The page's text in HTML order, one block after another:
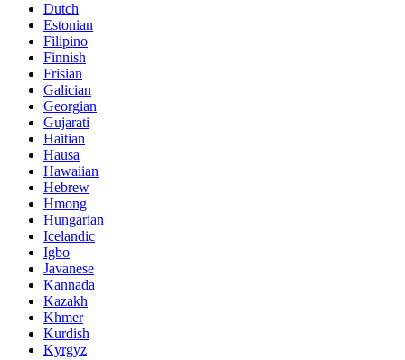
Dutch
Estonian
Filipino
Finnish
Frisian
Galician
Georgian
Gujarati
Haitian
Hausa
Hawaiian
Hebrew
Hmong
Hungarian
Icelandic
Igbo
Javanese
Kannada
Kazakh
Khmer
Kurdish
Kyrgyz